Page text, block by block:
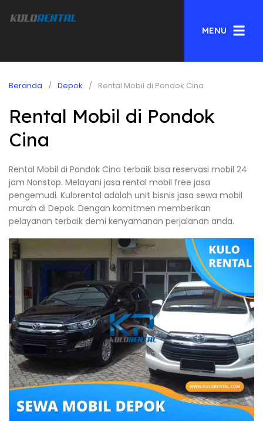
MENU
Beranda Depok Rental Mobil di Pondok Cina
Rental Mobil di Pondok
Cina
Rental Mobil di Pondok Cina terbaik bisa reservasi mobil 24
jam Nonstop. Melayani jasa rental mobil free jasa
pengemudi. Kulorental adalah unit bisnis jasa sewa mobil
murah di Depok. Dengan komitmen memberikan
pelayanan terbaik demi kenyamanan perjalanan anda.